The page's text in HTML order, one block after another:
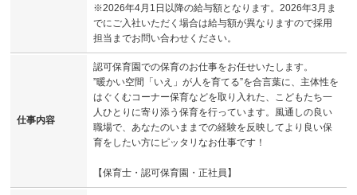
※2026年4月1日以降の給与額となります。2026年3月ま
でにご入社いただく場合は給与額が異なりますので採用
担当までお問い合わせください。
仕事内容
認可保育園での保育のお仕事をお任せいたします。
”暖かい空間「いえ」が人を育てる”を合言葉に、主体性を
はぐくむコーナー保育などを取り入れた、こどもたち一
人ひとりに寄り添う保育を行っています。風通しの良い
職場で、あなたのいままでの経験を反映してより良い保
育をしたい方にピッタリなお仕事です！
【保育士・認可保育園・正社員】